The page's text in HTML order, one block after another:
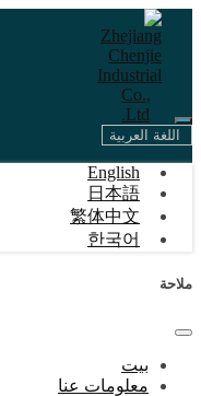
اللغة العربية
English
日本語
繁体中文
한국어
ملاحة
بيت
معلومات عنا